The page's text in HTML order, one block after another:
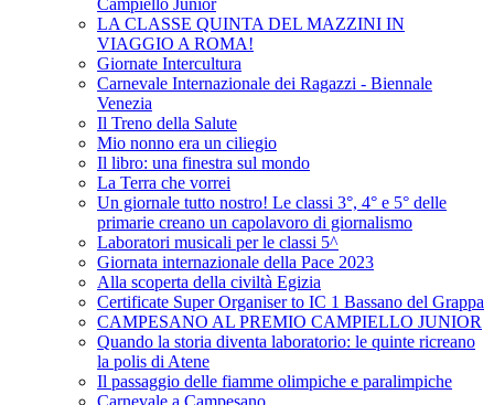
Campiello Junior
LA CLASSE QUINTA DEL MAZZINI IN
VIAGGIO A ROMA!
Giornate Intercultura
Carnevale Internazionale dei Ragazzi - Biennale
Venezia
Il Treno della Salute
Mio nonno era un ciliegio
Il libro: una finestra sul mondo
La Terra che vorrei
Un giornale tutto nostro! Le classi 3°, 4° e 5° delle
primarie creano un capolavoro di giornalismo
Laboratori musicali per le classi 5^
Giornata internazionale della Pace 2023
Alla scoperta della civiltà Egizia
Certificate Super Organiser to IC 1 Bassano del Grappa
CAMPESANO AL PREMIO CAMPIELLO JUNIOR
Quando la storia diventa laboratorio: le quinte ricreano
la polis di Atene
Il passaggio delle fiamme olimpiche e paralimpiche